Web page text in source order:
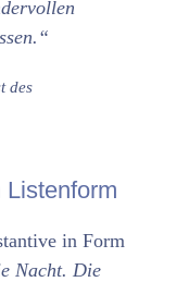
des
in Form
Nacht. Die